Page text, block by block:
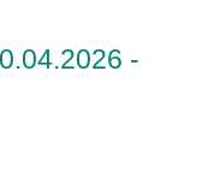
-